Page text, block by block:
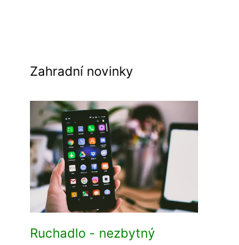
Zahradní novinky
Ruchadlo - nezbytný